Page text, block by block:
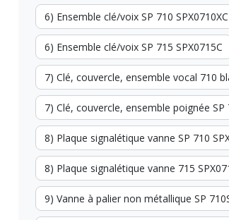
6) Ensemble clé/voix SP 710 SPX0710XC
6) Ensemble clé/voix SP 715 SPX0715C
7) Clé, couvercle, ensemble vocal 710
7) Clé, couvercle, ensemble poignée SP
8) Plaque signalétique vanne SP 710
8) Plaque signalétique vanne 715
9) Vanne à palier non métallique SP